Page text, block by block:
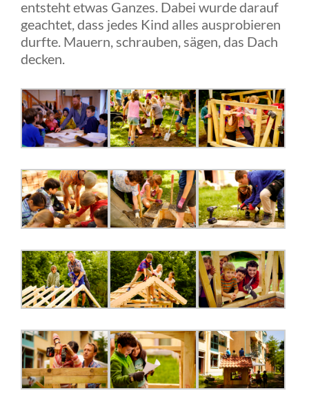
entsteht etwas Ganzes. Dabei wurde darauf
geachtet, dass jedes Kind alles ausprobieren
durfte. Mauern, schrauben, sägen, das Dach
decken.